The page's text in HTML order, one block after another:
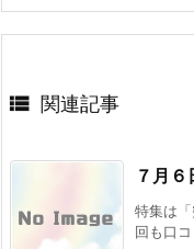
 関連記事
７月
特集は
回も口